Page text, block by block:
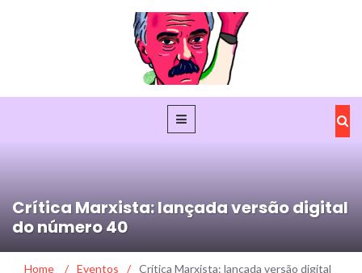
Crítica Marxista: lançada versão digital
do número 40
Home / Eventos / Crítica Marxista: lançada versão digital